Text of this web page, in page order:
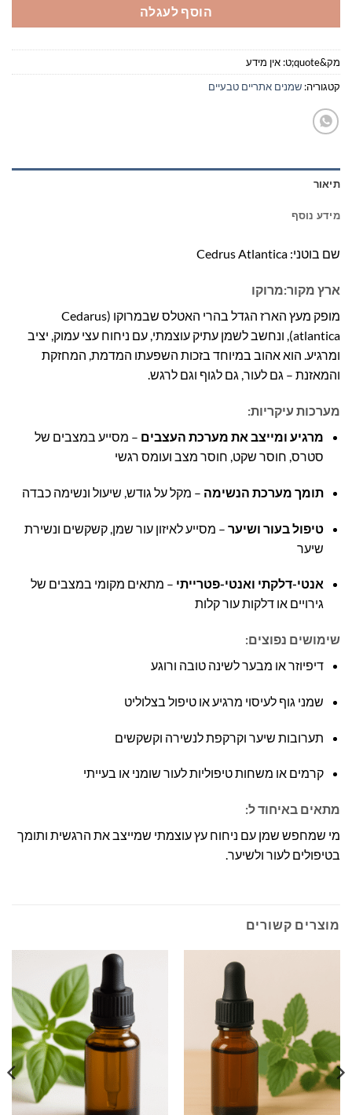
הוסף לעגלה
מק&quote;ט:
אין מידע
קטגוריה: שמנים אתריים טבעיים
תיאור
מידע נוסף
שם בוטני: Cedrus Atlantica
ארץ מקור:מרוקו
מופק מעץ הארז הגדל בהרי האטלס שבמרוקו (Cedarus
atlantica), ונחשב לשמן עתיק עוצמתי, עם ניחוח עצי עמוק, יציב
ומרגיע. הוא אהוב במיוחד בזכות השפעתו המדמת, המחזקת
והמאזנת – גם לעור, גם לגוף וגם לרגש.
מערכות עיקריות:
מרגיע ומייצב את מערכת העצבים – מסייע במצבים של
סטרס, חוסר שקט, חוסר מצב ועומס רגשי
תומך מערכת הנשימה – מקל על גודש, שיעול ונשימה כבדה
טיפול בעור ושיער– מסייע לאיזון עור שמן, קשקשים ונשירת
שיער
אנטי-דלקתי ואנטי-פטרייתי – מתאים מקומי במצבים של
גירויים או דלקות עור קלות
שימושים נפוצים:
דיפיוזר או מבער לשינה טובה ורוגע
שמני גוף לעיסוי מרגיע או טיפול בצלוליט
תערובות שיער וקרקפת לנשירה וקשקשים
קרמים או משחות טיפוליות לעור שומני או בעייתי
מתאים באיחוד ל:
מי שמחפש שמן עם ניחוח עץ עוצמתי שמייצב את הרגשית ותומך
בטיפולים לעור ולשיער.
מוצרים קשורים